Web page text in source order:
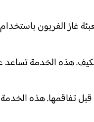
الفريون
هذه الخدمة
هذه الخدمة